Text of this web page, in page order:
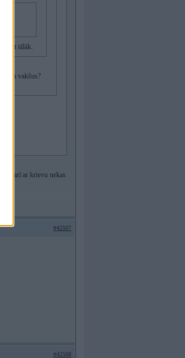
šaut tālāk.
vakšus?
arī ar krievu nekas
#42507
#42508